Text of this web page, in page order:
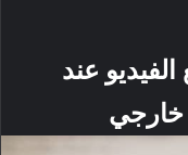
عند
خارجي